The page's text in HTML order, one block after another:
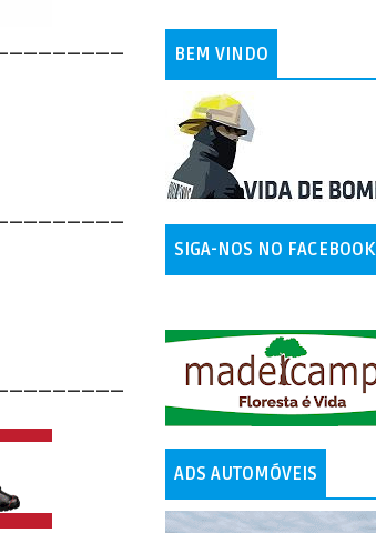
BEM VINDO
SIGA-NOS NO FACEBOOK
ADS AUTOMÓVEIS